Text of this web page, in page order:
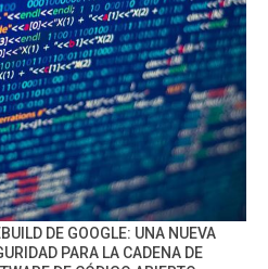
DE GOOGLE: UNA NUEVA
PARA LA CADENA DE